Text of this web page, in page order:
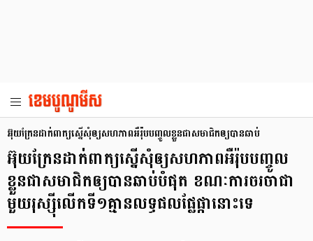
អ៊ុយក្រែនដាក់ពាក្យស្នើសុំឲ្យសហភាពអឺរ៉ុបបញ្ចូលខ្លួនជាសមាជិកឲ្យបានឆាប់
អ៊ុយក្រែនដាក់ពាក្យស្នើសុំឲ្យសហភាពអឺរ៉ុបបញ្ចូល
ខ្លួនជាសមាជិកឲ្យបានឆាប់បំផុត ខណៈការចរចាជា
មួយរុស្ស៊ីលើកទី១គ្មានលទ្ធផលផ្លែផ្កានោះទេ